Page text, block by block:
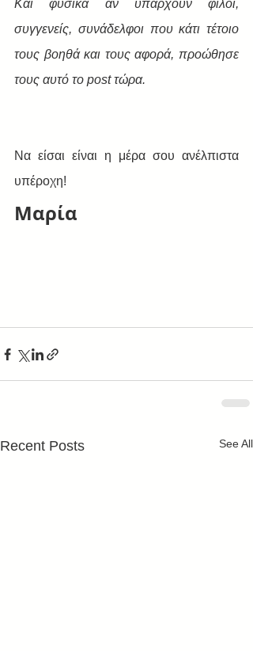
Και φυσικά αν υπάρχουν φίλοι,
συγγενείς, συνάδελφοι που κάτι τέτοιο
τους βοηθά και τους αφορά, προώθησε
τους αυτό το post τώρα.
Να είσαι είναι η μέρα σου ανέλπιστα
υπέροχη!
Μαρία
Recent Posts See All